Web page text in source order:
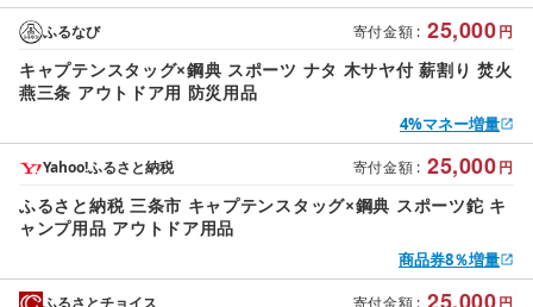
寄付金額 : 25,000円
ふるなび
キャプテンスタッグ×鋼典 スポーツ ナタ 木サヤ付 薪割り 焚火
燕三条 アウトドア用 防災用品
4%マネー増量
寄付金額 : 25,000円
Yahoo!ふるさと納税
ふるさと納税 三条市 キャプテンスタッグ×鋼典 スポーツ鉈 キ
ャンプ用品 アウトドア用品
商品券8％増量
寄付金額 :
ふるさとチョイス